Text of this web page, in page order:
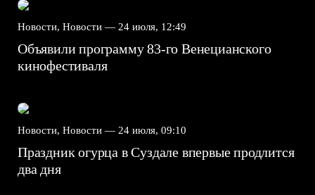
Новости, Новости — 24 июля, 12:49
Объявили программу 83-го Венецианского
кинофестиваля
Новости, Новости — 24 июля, 09:10
Праздник огурца в Суздале впервые продлится
два дня